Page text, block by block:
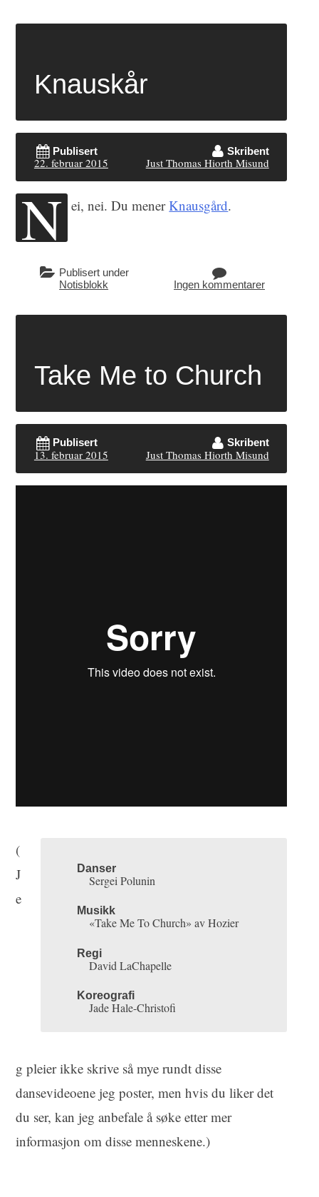
Knauskår
Publisert
22. februar 2015
Skribent
Just Thomas Hiorth Misund
N ei, nei. Du menerKnausgård.
Publisert under
Notisblokk
Ingen kommentarer
Take Me to Church
Publisert
13. februar 2015
Skribent
Just Thomas Hiorth Misund
Danser
Sergei Polunin
Musikk
«Take Me To Church» av Hozier
Regi
David LaChapelle
Koreografi
Jade Hale-Christofi
(
J
e
g pleier ikke skrive så mye rundt disse
dansevideoene jeg poster, men hvis du liker det
du ser, kan jeg anbefale å søke etter mer
informasjon om disse menneskene.)